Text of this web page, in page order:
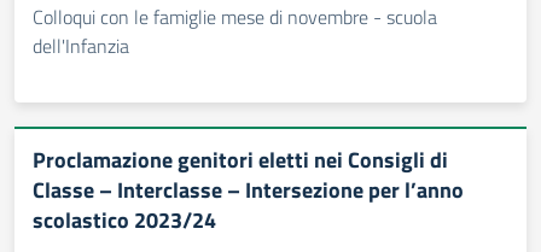
Colloqui con le famiglie mese di novembre - scuola
dell'Infanzia
Proclamazione genitori eletti nei Consigli di
Classe – Interclasse – Intersezione per l’anno
scolastico 2023/24